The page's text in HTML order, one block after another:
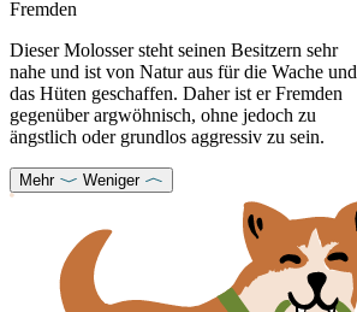
Fremden
Dieser Molosser steht seinen Besitzern sehr
nahe und ist von Natur aus für die Wache und
das Hüten geschaffen. Daher ist er Fremden
gegenüber argwöhnisch, ohne jedoch zu
ängstlich oder grundlos aggressiv zu sein.
Mehr Weniger